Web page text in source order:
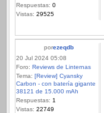
Respuestas: 0
Vistas: 29525
porezeqdb
20 Jul 2024 05:08
Foro: Reviews de Linternas
Tema: [Review] Cyansky
Carbon - con batería gigante
38121 de 15.000 mAh
Respuestas: 1
Vistas: 22749